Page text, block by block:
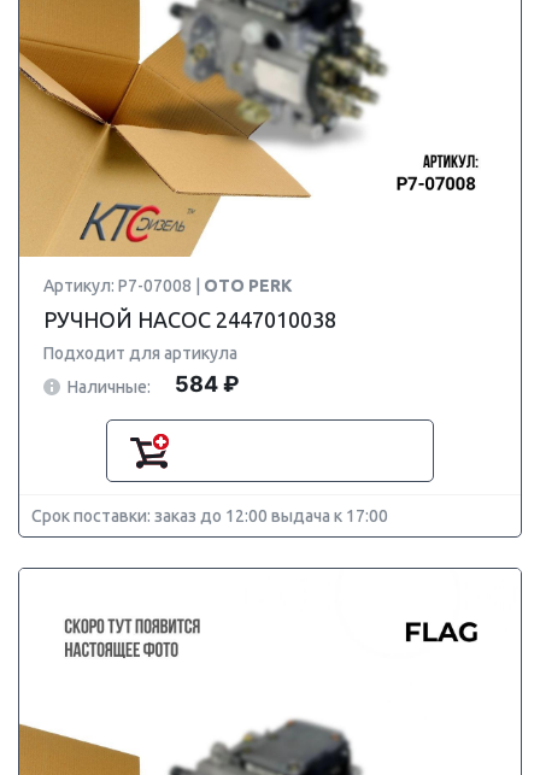
Артикул: P7-07008 | OTO PERK
РУЧНОЙ НАСОС 2447010038
Подходит для артикула
Наличные:
584 ₽
Срок поставки: заказ до 12:00 выдача к 17:00